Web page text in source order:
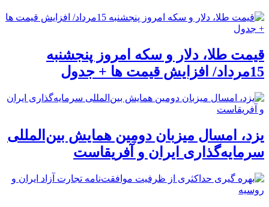
قیمت طلا، دلار و سکه امروز پنجشنبه
15مرداد/ افزایش قیمت ها + جدول
یزد، امسال میزبان دومین همایش بین‌المللی
سرمایه‌گذاری ایران و آفریقاست